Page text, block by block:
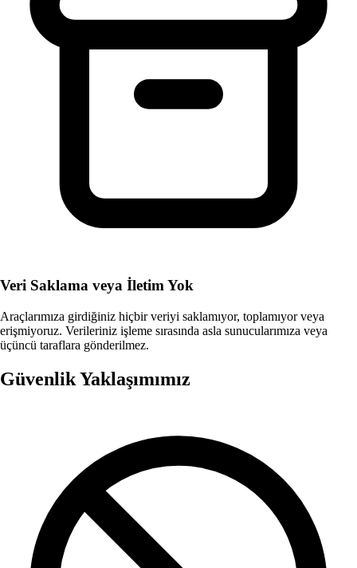
Veri Saklama veya İletim Yok
Araçlarımıza girdiğiniz hiçbir veriyi saklamıyor, toplamıyor veya
erişmiyoruz. Verileriniz işleme sırasında asla sunucularımıza veya
üçüncü taraflara gönderilmez.
Güvenlik Yaklaşımımız